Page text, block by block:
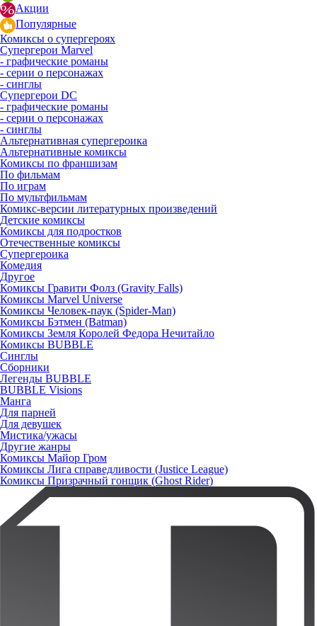
Акции
Популярные
Комиксы о супергероях
Супергерои Marvel
- графические романы
- серии о персонажах
- синглы
Супергерои DC
- графические романы
- серии о персонажах
- синглы
Альтернативная супергероика
Альтернативные комиксы
Комиксы по франшизам
По фильмам
По играм
По мультфильмам
Комикс-версии литературных произведений
Детские комиксы
Комиксы для подростков
Отечественные комиксы
Супергероика
Комедия
Другое
Комиксы Гравити Фолз (Gravity Falls)
Комиксы Marvel Universe
Комиксы Человек-паук (Spider-Man)
Комиксы Бэтмен (Batman)
Комиксы Земля Королей Федора Нечитайло
Комиксы BUBBLE
Синглы
Сборники
Легенды BUBBLE
BUBBLE Visions
Манга
Для парней
Для девушек
Мистика/ужасы
Другие жанры
Комиксы Майор Гром
Комиксы Лига справедливости (Justice League)
Комиксы Призрачный гонщик (Ghost Rider)